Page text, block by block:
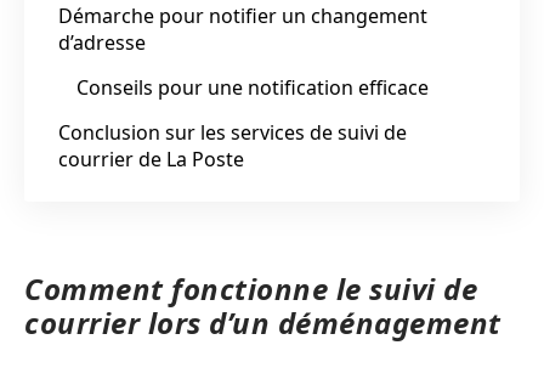
Démarche pour notifier un changement
d’adresse
Conseils pour une notification efficace
Conclusion sur les services de suivi de
courrier de La Poste
Comment fonctionne le suivi de
courrier lors d’un déménagement